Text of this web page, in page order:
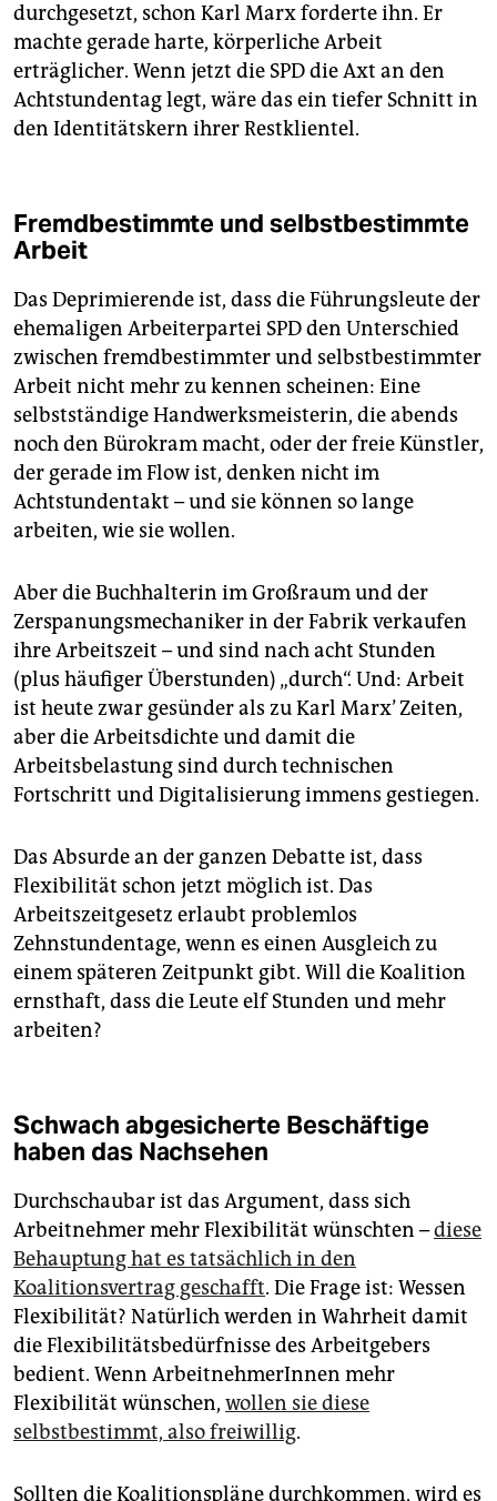
durchgesetzt, schon Karl Marx forderte ihn. Er
machte gerade harte, körperliche Arbeit
erträglicher. Wenn jetzt die SPD die Axt an den
Achtstundentag legt, wäre das ein tiefer Schnitt in
den Identitätskern ihrer Restklientel.
Fremdbestimmte und selbstbestimmte
Arbeit
Das Deprimierende ist, dass die Führungsleute der
ehemaligen Arbeiterpartei SPD den Unterschied
zwischen fremdbestimmter und selbstbestimmter
Arbeit nicht mehr zu kennen scheinen: Eine
selbstständige Handwerksmeisterin, die abends
noch den Bürokram macht, oder der freie Künstler,
der gerade im Flow ist, denken nicht im
Achtstundentakt – und sie können so lange
arbeiten, wie sie wollen.
Aber die Buchhalterin im Großraum und der
Zerspanungsmechaniker in der Fabrik verkaufen
ihre Arbeitszeit – und sind nach acht Stunden
(plus häufiger Überstunden) „durch“. Und: Arbeit
ist heute zwar gesünder als zu Karl Marx’ Zeiten,
aber die Arbeitsdichte und damit die
Arbeitsbelastung sind durch technischen
Fortschritt und Digitalisierung immens gestiegen.
Das Absurde an der ganzen Debatte ist, dass
Flexibilität schon jetzt möglich ist. Das
Arbeitszeitgesetz erlaubt problemlos
Zehnstundentage, wenn es einen Ausgleich zu
einem späteren Zeitpunkt gibt. Will die Koalition
ernsthaft, dass die Leute elf Stunden und mehr
arbeiten?
Schwach abgesicherte Beschäftige
haben das Nachsehen
Durchschaubar ist das Argument, dass sich
Arbeitnehmer mehr Flexibilität wünschten –diese
Behauptung hat es tatsächlich in den
Koalitionsvertrag geschafft. Die Frage ist: Wessen
Flexibilität? Natürlich werden in Wahrheit damit
die Flexibilitätsbedürfnisse des Arbeitgebers
bedient. Wenn ArbeitnehmerInnen mehr
Flexibilität wünschen, wollen sie diese
selbstbestimmt, also freiwillig.
Sollten die Koalitionspläne durchkommen, wird es